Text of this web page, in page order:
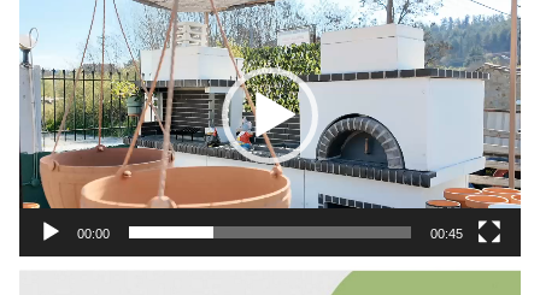
Αναπαραγωγής
Βίντεο
00:00 00:45